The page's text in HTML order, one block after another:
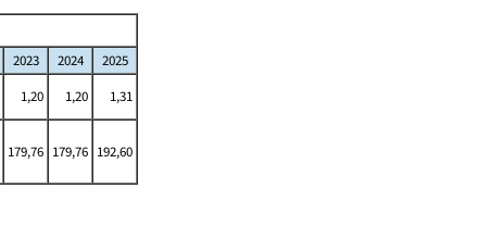
2023 2024
2025
1,20 1,20
1,31
179,76 179,76 192,60